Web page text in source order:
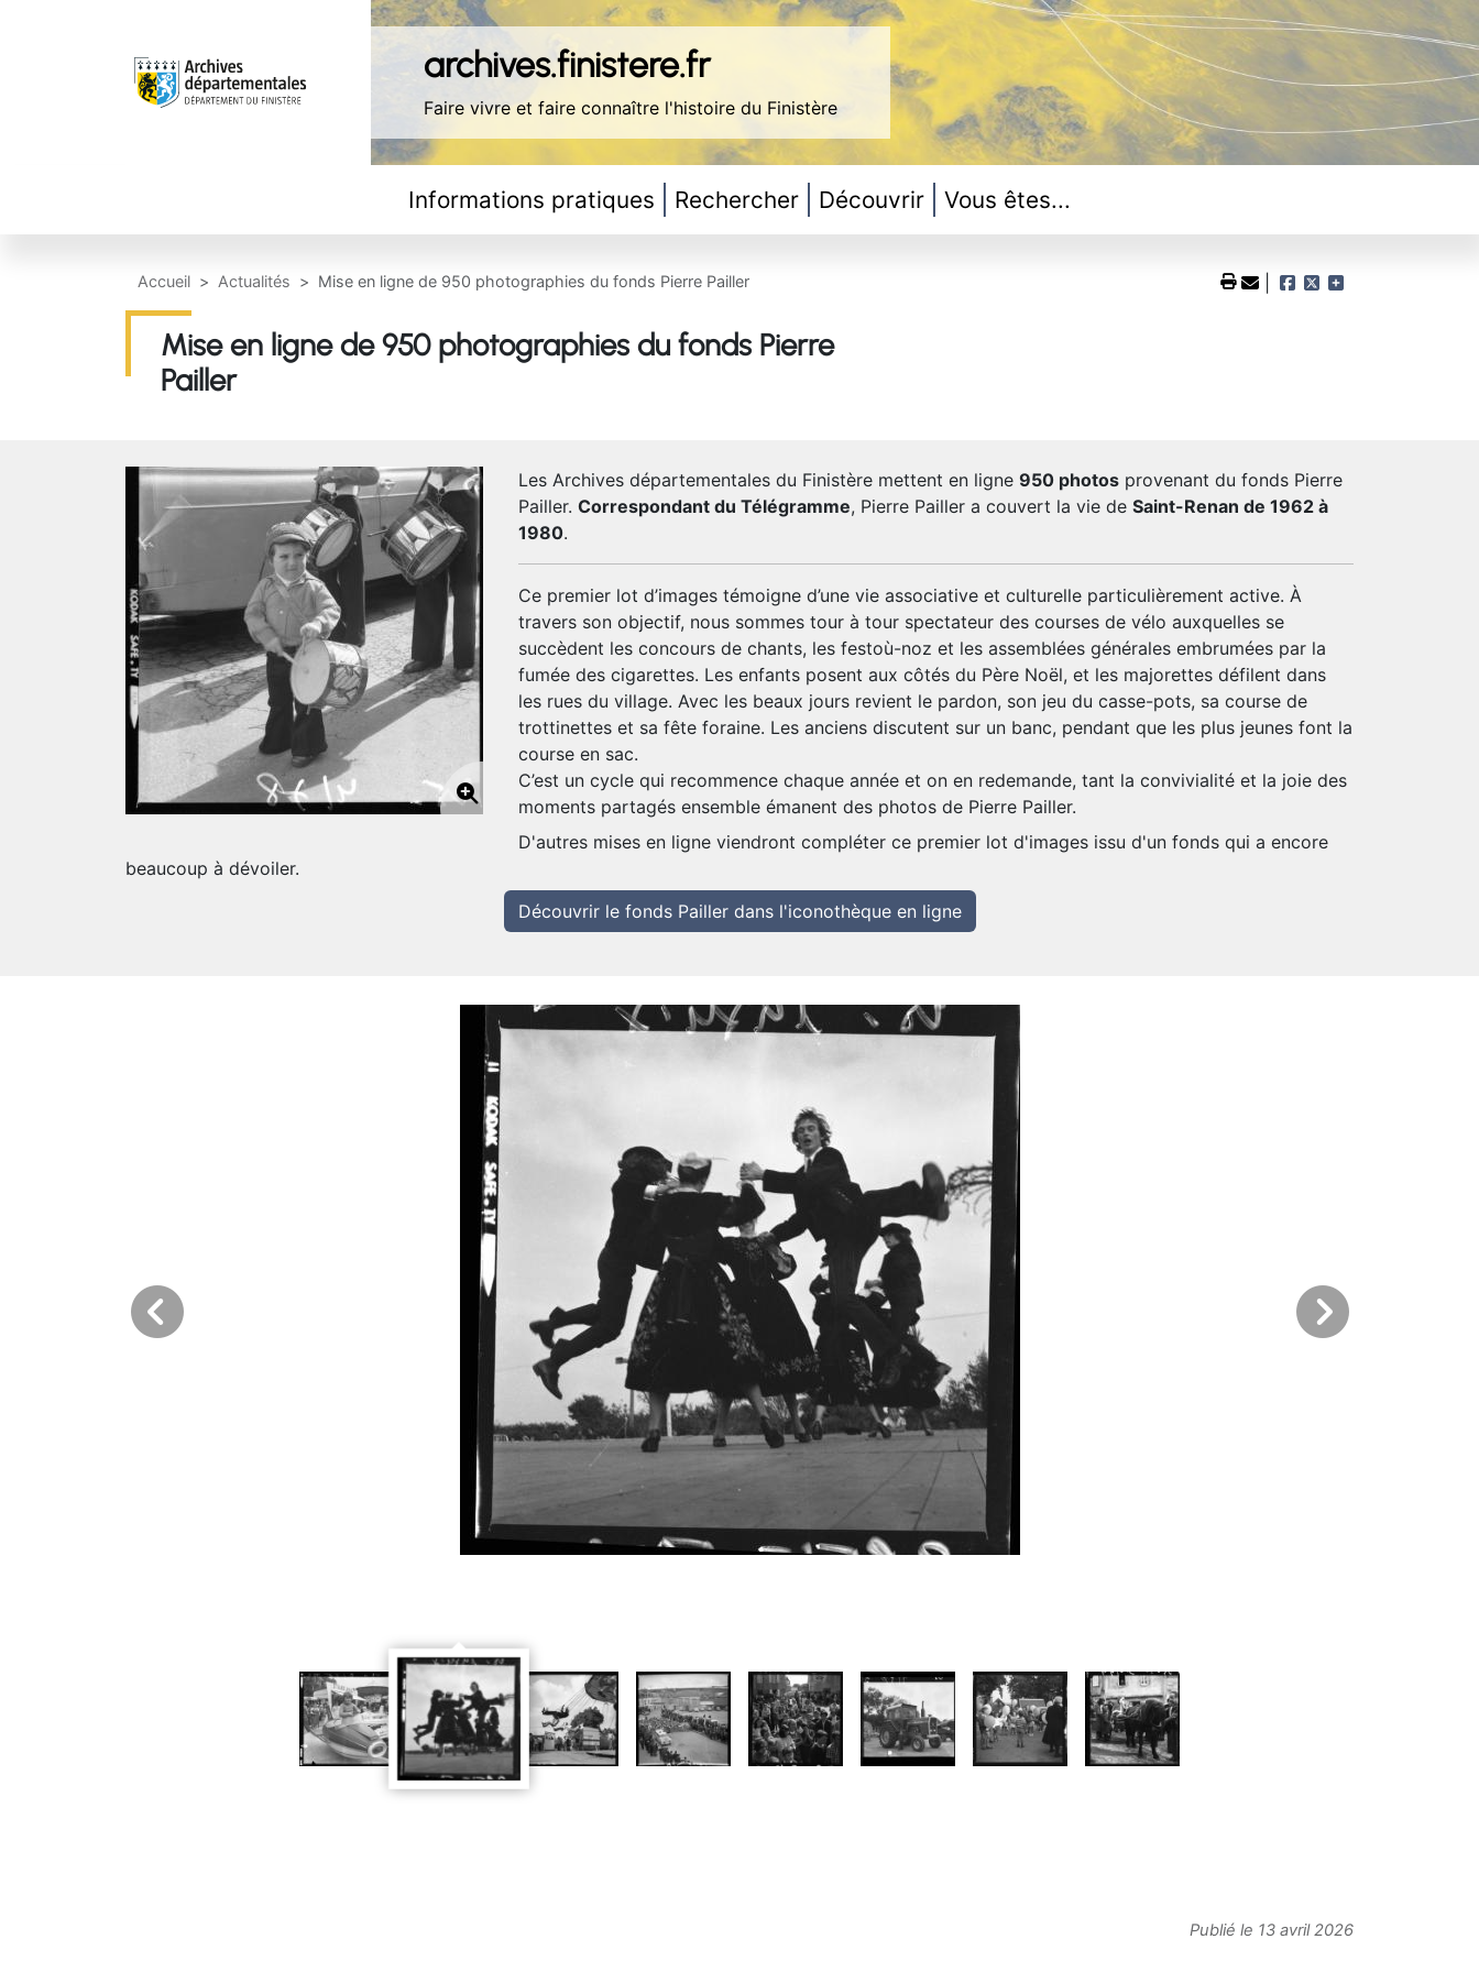
archives.finistere.fr
Faire vivre et faire connaître l'histoire du Finistère
Informations pratiques Rechercher Découvrir Vous êtes...
Accueil Actualités Mise en ligne de 950 photographies du fonds Pierre Pailler
Mise en ligne de 950 photographies du fonds Pierre
Pailler
Les Archives départementales du Finistère mettent en ligne 950 photos provenant du fonds Pierre
Pailler. Correspondant du Télégramme, Pierre Pailler a couvert la vie de Saint-Renan de 1962 à
1980.
Ce premier lot d’images témoigne d’une vie associative et culturelle particulièrement active. À
travers son objectif, nous sommes tour à tour spectateur des courses de vélo auxquelles se
succèdent les concours de chants, les festoù-noz et les assemblées générales embrumées par la
fumée des cigarettes. Les enfants posent aux côtés du Père Noël, et les majorettes défilent dans
les rues du village. Avec les beaux jours revient le pardon, son jeu du casse-pots, sa course de
trottinettes et sa fête foraine. Les anciens discutent sur un banc, pendant que les plus jeunes font la
course en sac.
C’est un cycle qui recommence chaque année et on en redemande, tant la convivialité et la joie des
moments partagés ensemble émanent des photos de Pierre Pailler.
D'autres mises en ligne viendront compléter ce premier lot d'images issu d'un fonds qui a encore
beaucoup à dévoiler.
Découvrir le fonds Pailler dans l'iconothèque en ligne
Publié le 13 avril 2026